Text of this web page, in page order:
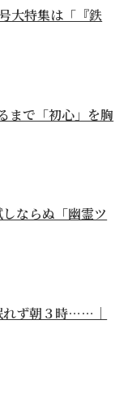
大特集は「『鉄
まで「初心」を胸
ならぬ「幽霊ツ
れず朝３時……｜